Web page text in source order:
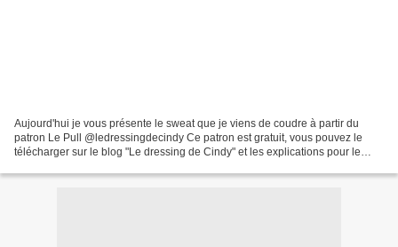
Aujourd'hui je vous présente le sweat que je viens de coudre à partir du
patron Le Pull @ledressingdecindy Ce patron est gratuit, vous pouvez le
télécharger sur le blog "Le dressing de Cindy" et les explications pour le